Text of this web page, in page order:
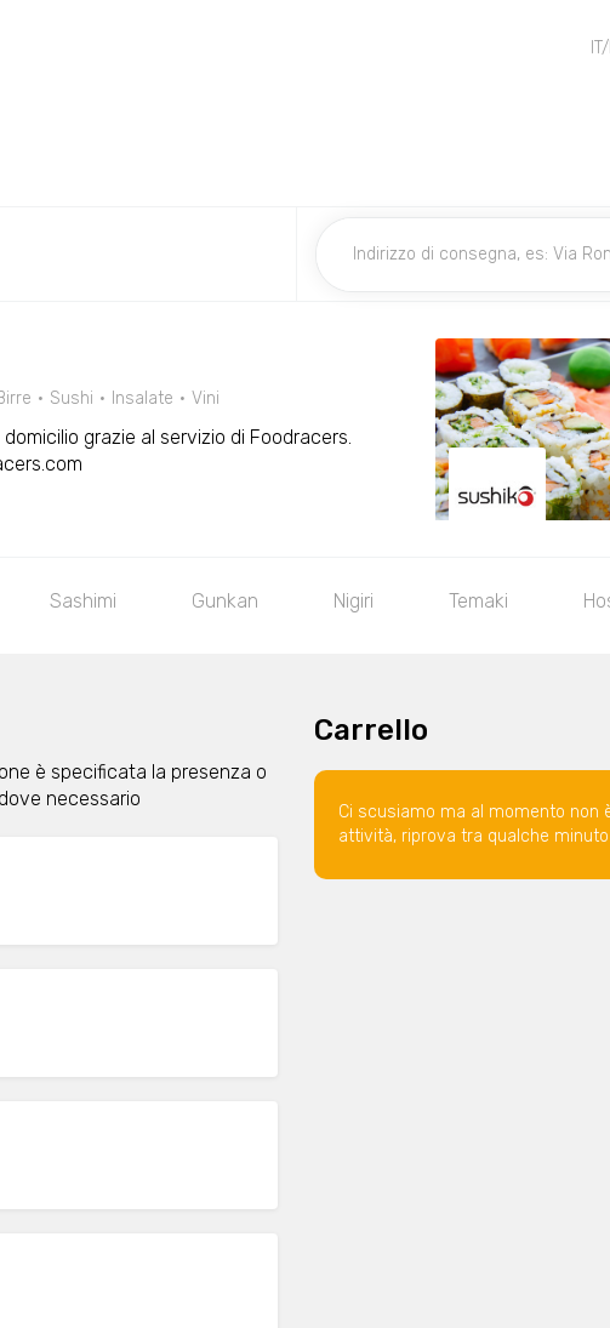
IT/
Sushi Insalate Vini
grazie al servizio di Foodracers.
Sashimi Gunkan Nigiri Temaki
è specificata la presenza o
necessario
Carrello
Ci scusiamo ma al momento non
attività, riprova tra qualche